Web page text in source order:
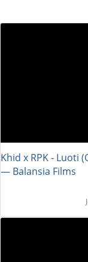
Khid x RPK - Luoti
― Balansia Films